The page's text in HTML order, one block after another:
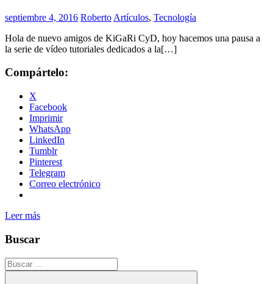
septiembre 4, 2016 Roberto Artículos, Tecnología
Hola de nuevo amigos de KiGaRi CyD, hoy hacemos una pausa a
la serie de vídeo tutoriales dedicados a la[…]
Compártelo:
X
Facebook
Imprimir
WhatsApp
LinkedIn
Tumblr
Pinterest
Telegram
Correo electrónico
Leer más
Buscar
Buscar: